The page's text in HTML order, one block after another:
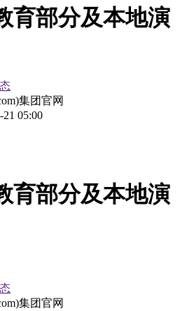
育部分及本地演
集团官网
21 05:00
育部分及本地演
集团官网